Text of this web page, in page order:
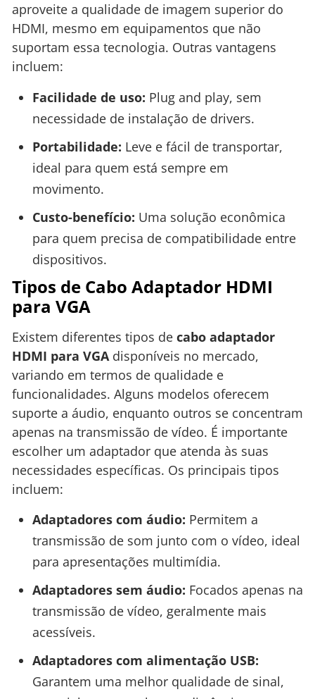
aproveite a qualidade de imagem superior do
HDMI, mesmo em equipamentos que não
suportam essa tecnologia. Outras vantagens
incluem:
Facilidade de uso: Plug and play, sem
necessidade de instalação de drivers.
Portabilidade: Leve e fácil de transportar,
ideal para quem está sempre em
movimento.
Custo-benefício: Uma solução econômica
para quem precisa de compatibilidade entre
dispositivos.
Tipos de Cabo Adaptador HDMI
para VGA
Existem diferentes tipos de cabo adaptador
HDMI para VGA disponíveis no mercado,
variando em termos de qualidade e
funcionalidades. Alguns modelos oferecem
suporte a áudio, enquanto outros se concentram
apenas na transmissão de vídeo. É importante
escolher um adaptador que atenda às suas
necessidades específicas. Os principais tipos
incluem:
Adaptadores com áudio: Permitem a
transmissão de som junto com o vídeo, ideal
para apresentações multimídia.
Adaptadores sem áudio: Focados apenas na
transmissão de vídeo, geralmente mais
acessíveis.
Adaptadores com alimentação USB:
Garantem uma melhor qualidade de sinal,